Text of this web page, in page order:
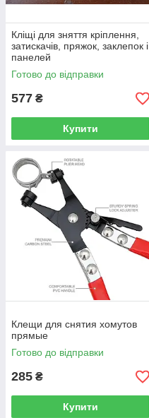
Кліщі для зняття кріплення,
затискачів, пряжок, заклепок і
панелей
Готово до відправки
577 ₴
Купити
Клещи для снятия хомутов
прямые
Готово до відправки
285 ₴
Купити